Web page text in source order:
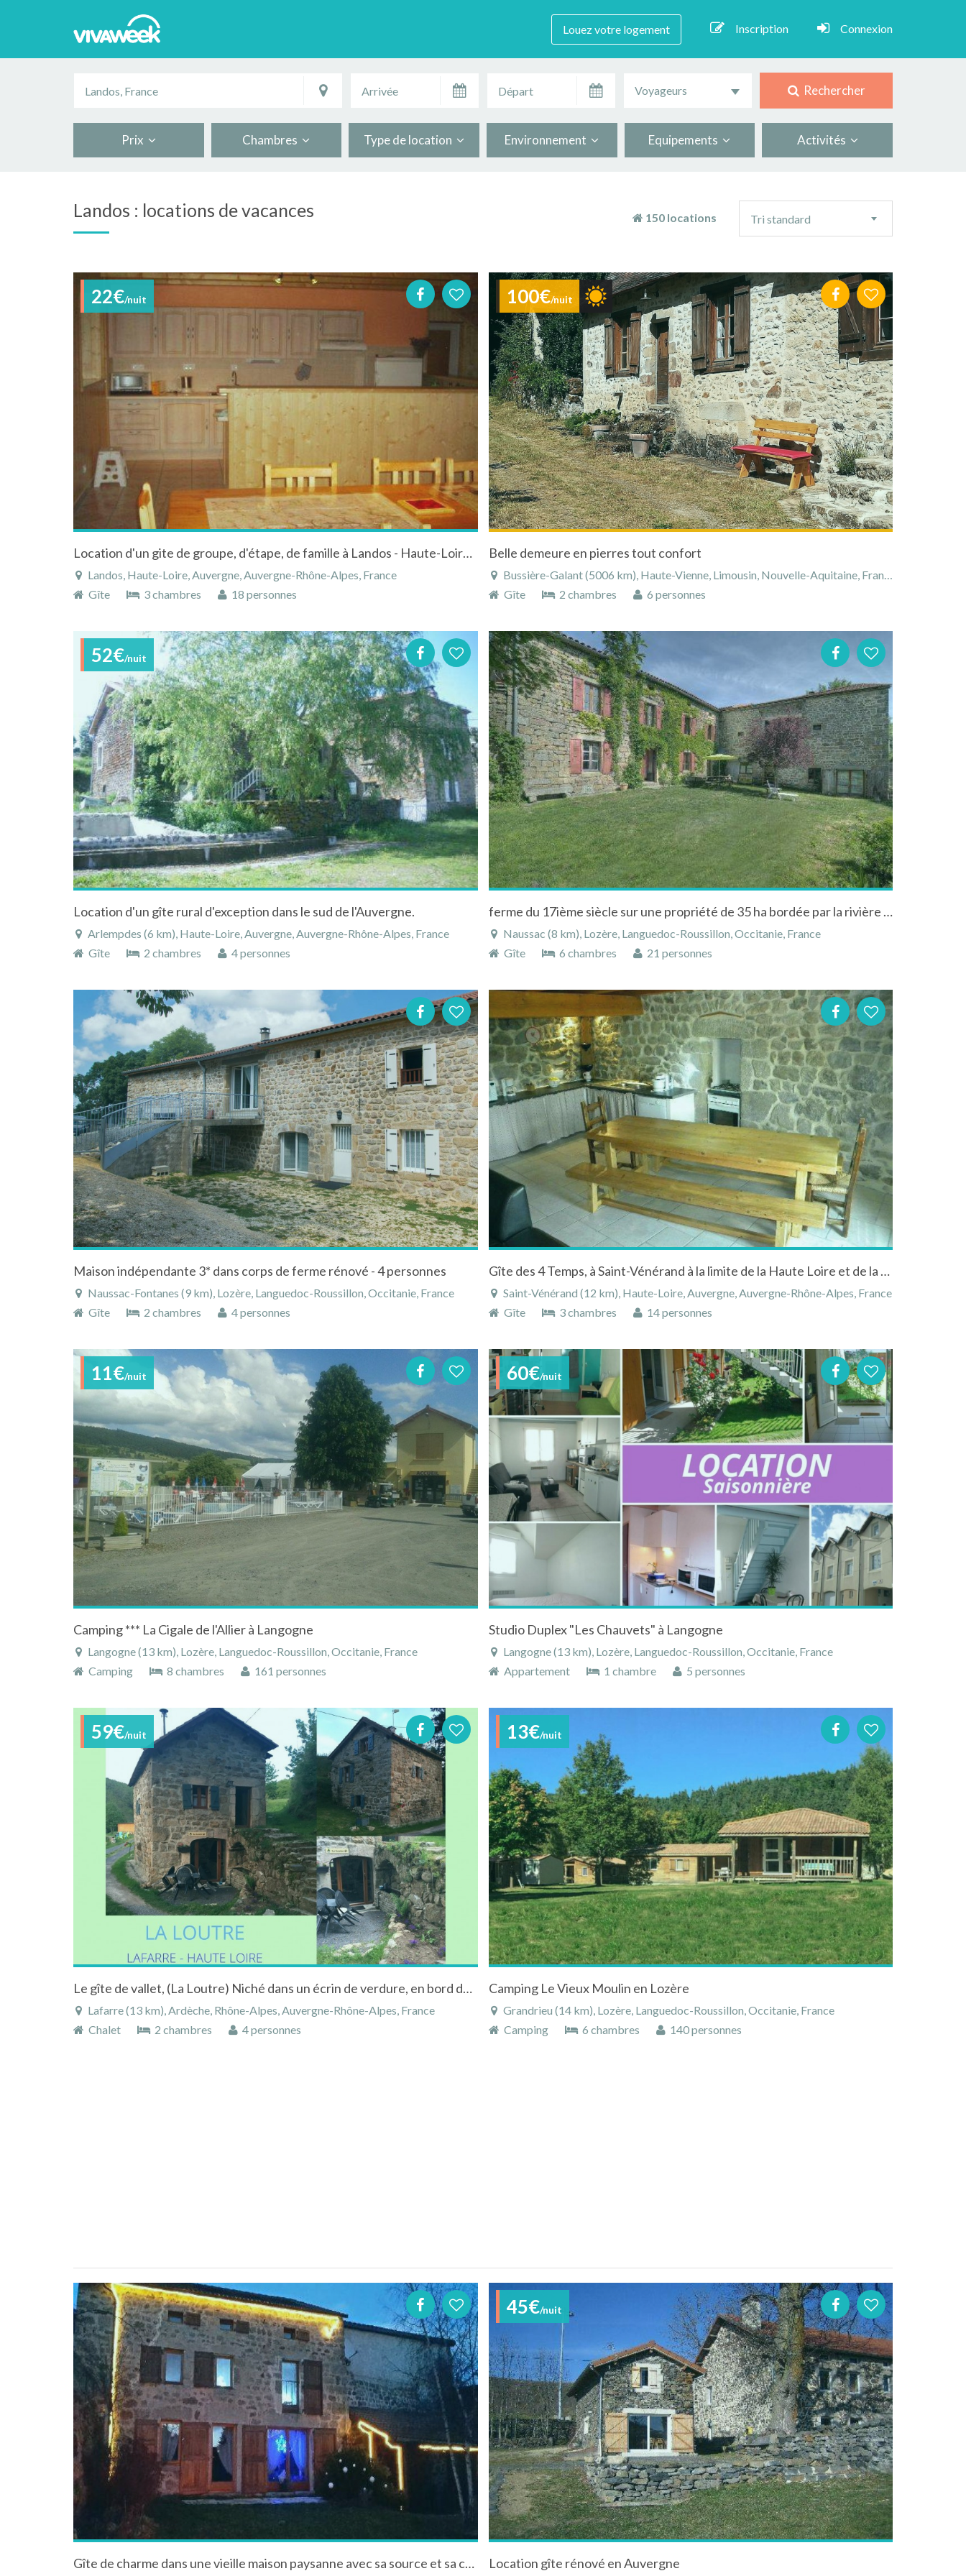
Louez votre logement Inscription Connexion
Voyageurs Rechercher
Prix Chambres Type de location Environnement Equipements Activités
Landos : locations de vacances 150 locations
tri
Tri standard
22€/nuit
Location d'un gite de groupe, d'étape, de famille à Landos - Haute-Loire - Auvergne
Landos, Haute-Loire, Auvergne, Auvergne-Rhône-Alpes, France
Gîte
3 chambres 18 personnes
100€/nuit
Belle demeure en pierres tout confort
Bussière-Galant (5006 km), Haute-Vienne, Limousin, Nouvelle-Aquitaine, France
Gîte
2 chambres 6 personnes
52€/nuit
Location d'un gîte rural d'exception dans le sud de l'Auvergne.
Arlempdes (6 km), Haute-Loire, Auvergne, Auvergne-Rhône-Alpes, France
Gîte
2 chambres 4 personnes
ferme du 17ième siècle sur une propriété de 35 ha bordée par la rivière allier en lozère
Naussac (8 km), Lozère, Languedoc-Roussillon, Occitanie, France
Gîte
6 chambres 21 personnes
Maison indépendante 3* dans corps de ferme rénové - 4 personnes
Naussac-Fontanes (9 km), Lozère, Languedoc-Roussillon, Occitanie, France
Gîte
2 chambres 4 personnes
Gîte des 4 Temps, à Saint-Vénérand à la limite de la Haute Loire et de la Lozere
Saint-Vénérand (12 km), Haute-Loire, Auvergne, Auvergne-Rhône-Alpes, France
Gîte
3 chambres 14 personnes
11€/nuit
Camping *** La Cigale de l'Allier à Langogne
Langogne (13 km), Lozère, Languedoc-Roussillon, Occitanie, France
Camping
8 chambres 161 personnes
60€/nuit
Studio Duplex "Les Chauvets" à Langogne
Langogne (13 km), Lozère, Languedoc-Roussillon, Occitanie, France
Appartement
1 chambre 5 personnes
59€/nuit
Le gîte de vallet, (La Loutre) Niché dans un écrin de verdure, en bord de Loire.
Lafarre (13 km), Ardèche, Rhône-Alpes, Auvergne-Rhône-Alpes, France
Chalet
2 chambres 4 personnes
13€/nuit
Camping Le Vieux Moulin en Lozère
Grandrieu (14 km), Lozère, Languedoc-Roussillon, Occitanie, France
Camping
6 chambres 140 personnes
Gîte de charme dans une vieille maison paysanne avec sa source et sa cheminée d'origine .
45€/nuit
Location gîte rénové en Auvergne